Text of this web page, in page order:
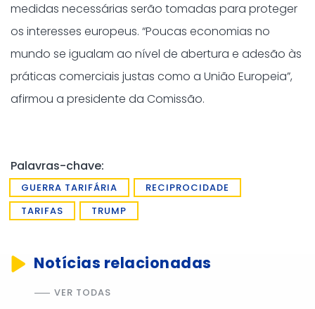
medidas necessárias serão tomadas para proteger
os interesses europeus. “Poucas economias no
mundo se igualam ao nível de abertura e adesão às
práticas comerciais justas como a União Europeia”,
afirmou a presidente da Comissão.
Palavras-chave:
GUERRA TARIFÁRIA
RECIPROCIDADE
TARIFAS
TRUMP
Notícias relacionadas
VER TODAS